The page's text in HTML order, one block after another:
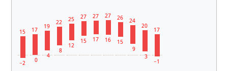
15
−2
17
0
19
4
22
8
25
12
27
15
27
17
27
16
26
15
24
9
20
3
17
−1